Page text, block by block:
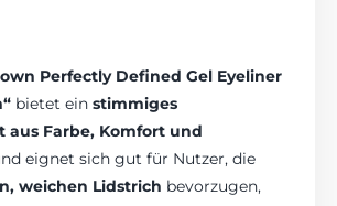
Perfectly Defined Gel Eyeliner
bietet einstimmiges
aus Farbe, Komfort und
eignet sich gut für Nutzer, die
weichen Lidstrich bevorzugen,